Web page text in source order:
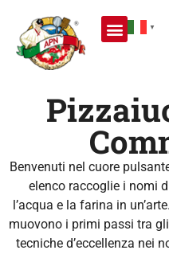
▼
Benvenuti nel cuore
elenco raccoglie i nomi
l’acqua e la farina in
muovono i primi passi tra
tecniche d’eccellenza nei